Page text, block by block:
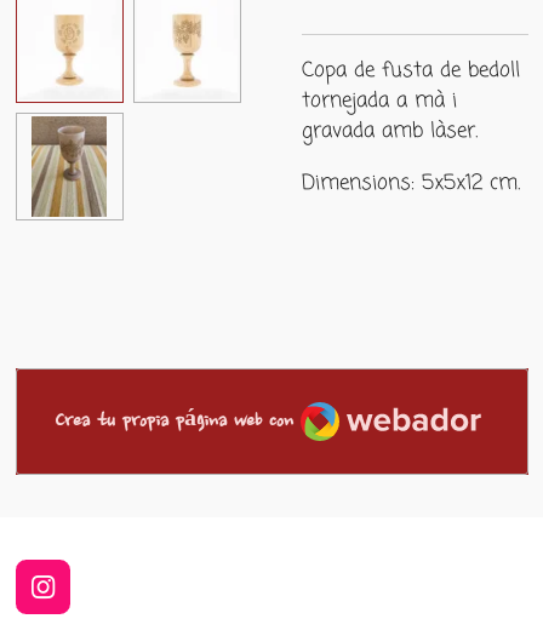
Copa de fusta de bedoll
tornejada a mà i
gravada amb làser.
Dimensions: 5x5x12 cm.
Crea tu propia página web con
Webador
I
n